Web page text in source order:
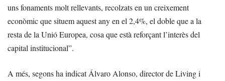
uns fonaments molt rellevants, recolzats en un creixement
econòmic que situem aquest any en el 2,4%, el doble que a la
resta de la Unió Europea, cosa que està reforçant l’interès del
capital institucional”.
A més, segons ha indicat Álvaro Alonso, director de Living i